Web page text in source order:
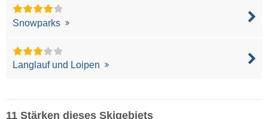
Snowparks
Langlauf und Loipen
11 Stärken dieses Skigebiets